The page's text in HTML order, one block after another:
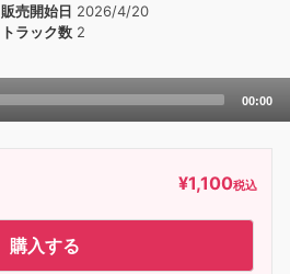
販売開始日 2026/4/20
トラック数 2
00:00
¥1,100税込
購入する